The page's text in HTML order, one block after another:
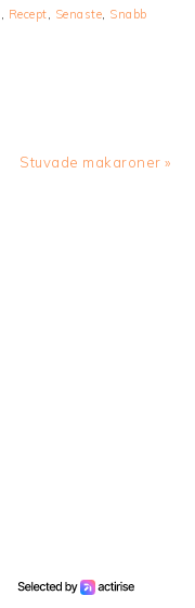
Recept Senaste Snabb
Next
Stuvade makaroner »